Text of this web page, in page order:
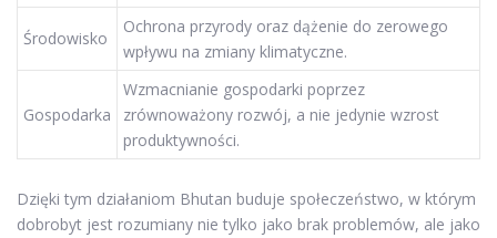
Środowisko
Ochrona przyrody oraz dążenie do zerowego
wpływu na zmiany klimatyczne.
Gospodarka
Wzmacnianie gospodarki poprzez
zrównoważony rozwój, a nie jedynie wzrost
produktywności.
Dzięki tym działaniom Bhutan buduje społeczeństwo, w którym
dobrobyt jest rozumiany nie tylko jako brak problemów, ale jako